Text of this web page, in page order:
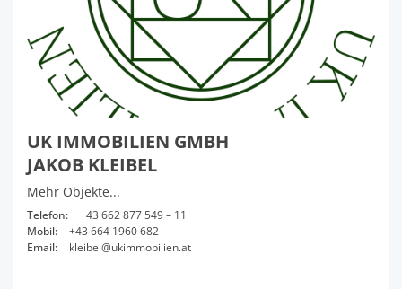
UK IMMOBILIEN GMBH
JAKOB KLEIBEL
Mehr Objekte...
Telefon:
+43 662 877 549 – 11
Mobil:
+43 664 1960 682
Email:
kleibel@ukimmobilien.at